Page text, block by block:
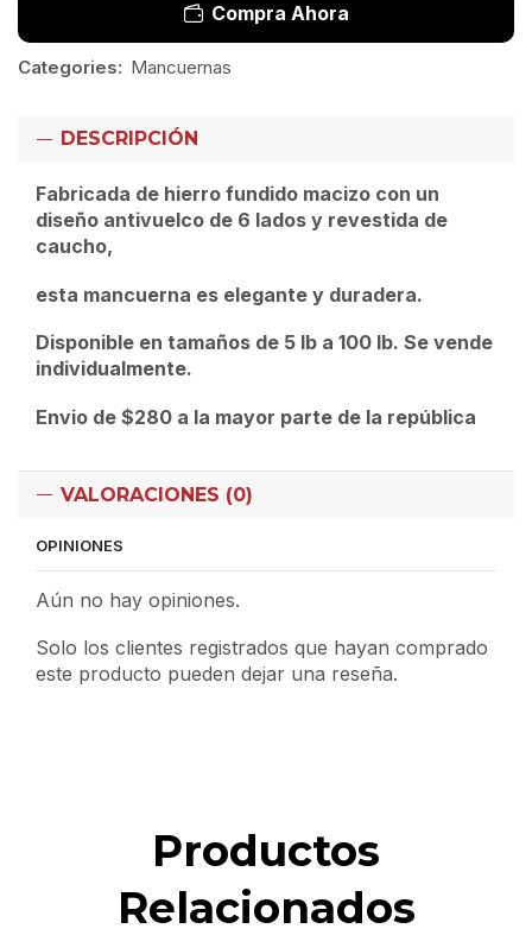
Compra Ahora
Categories: Mancuernas
DESCRIPCIÓN
Fabricada de hierro fundido macizo con un
diseño antivuelco de 6 lados y revestida de
caucho,
esta mancuerna es elegante y duradera.
Disponible en tamaños de 5 lb a 100 lb. Se vende
individualmente.
Envio de $280 a la mayor parte de la república
VALORACIONES (0)
OPINIONES
Aún no hay opiniones.
Solo los clientes registrados que hayan comprado
este producto pueden dejar una reseña.
Productos
Relacionados